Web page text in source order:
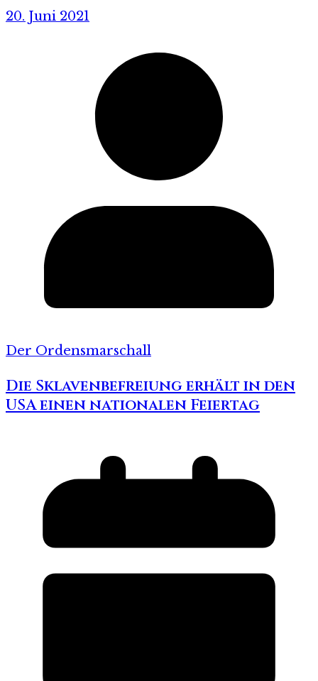
20. Juni 2021
Der Ordensmarschall
Die Sklavenbefreiung erhält in den
USA einen nationalen Feiertag